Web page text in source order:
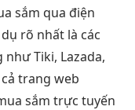
sắm qua điện
rõ nhất là các
Tiki, Lazada,
trang web
sắm trực tuyến